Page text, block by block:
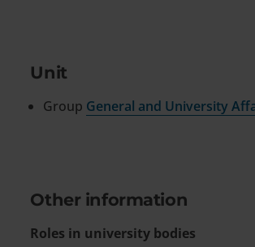
Unit
Group General and University
Other information
Roles in university bodies